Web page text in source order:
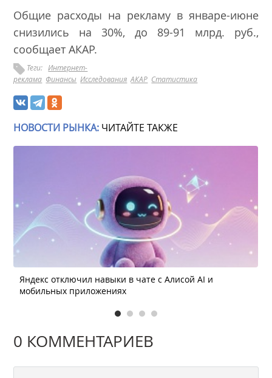
Общие расходы на рекламу в январе-июне
снизились на 30%, до 89-91 млрд. руб.,
сообщает АКАР.
Теги: Интернет-
реклама Финансы Исследования АКАР Статистика
НОВОСТИ РЫНКА: ЧИТАЙТЕ ТАКЖЕ
Яндекс отключил навыки в чате с Алисой AI и
мобильных приложениях
0 КОММЕНТАРИЕВ